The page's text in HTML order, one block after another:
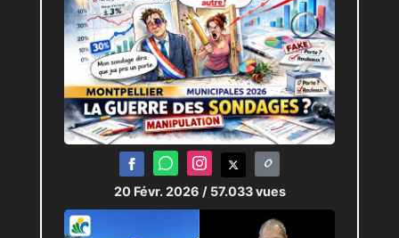
20 Févr. 2026 / 57.033 vues